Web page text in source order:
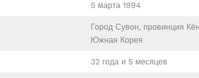
5 марта 1994
Город Сувон, провинция
Южная Корея
32 года и 5 месяцев